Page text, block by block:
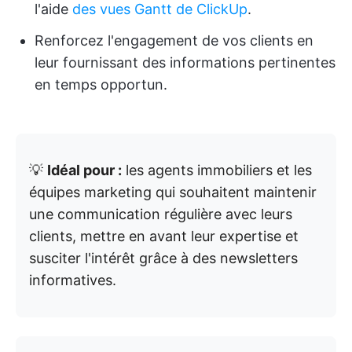
l'aide des vues Gantt de ClickUp.
Renforcez l'engagement de vos clients en
leur fournissant des informations pertinentes
en temps opportun.
💡 Idéal pour : les agents immobiliers et les
équipes marketing qui souhaitent maintenir
une communication régulière avec leurs
clients, mettre en avant leur expertise et
susciter l'intérêt grâce à des newsletters
informatives.